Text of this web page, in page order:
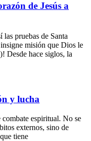
de Jesús a
las pruebas de Santa
misión que Dios le
Desde hace siglos, la
y lucha
espiritual. No se
externos, sino de
tiene